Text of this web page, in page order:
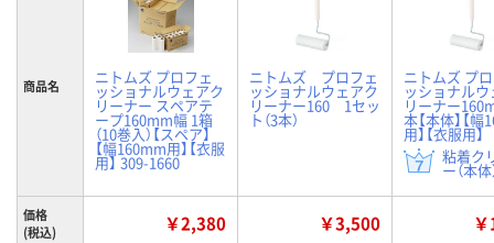
商品名 ニトムズ プロフェ
ッショナルウェアク
リーナー スペアテ
ープ160mm幅 1箱
（10巻入）【スペア】
【幅160mm用】【衣服
用】 309-1660
ニトムズ プロフェ
ッショナルウェアク
リーナー160 1セッ
ト（3本）
ニトムズ プ
ッショナル
リーナー
本【本体】【
用】【衣服用】
粘着ク
ー（本
価格
(税込)
￥2,380 ￥3,500